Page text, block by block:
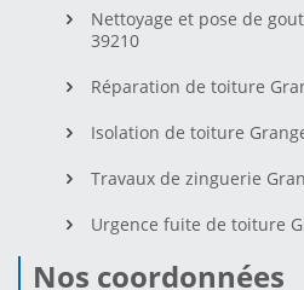
Nettoyage et pose de
39210
Réparation de toiture
Isolation de toiture
Travaux de zinguerie
Urgence fuite de toiture
Nos coordonnées